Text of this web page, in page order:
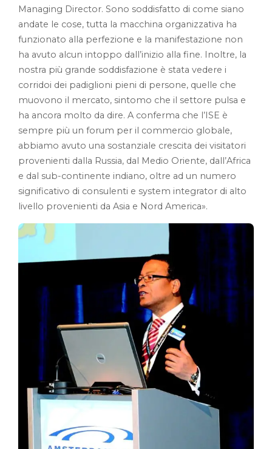
Managing Director. Sono soddisfatto di come siano
andate le cose, tutta la macchina organizzativa ha
funzionato alla perfezione e la manifestazione non
ha avuto alcun intoppo dall’inizio alla fine. Inoltre, la
nostra più grande soddisfazione è stata vedere i
corridoi dei padiglioni pieni di persone, quelle che
muovono il mercato, sintomo che il settore pulsa e
ha ancora molto da dire. A conferma che l’ISE è
sempre più un forum per il commercio globale,
abbiamo avuto una sostanziale crescita dei visitatori
provenienti dalla Russia, dal Medio Oriente, dall’Africa
e dal sub-continente indiano, oltre ad un numero
significativo di consulenti e system integrator di alto
livello provenienti da Asia e Nord America».